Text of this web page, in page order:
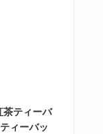
茶ティーバ
ィーバッ